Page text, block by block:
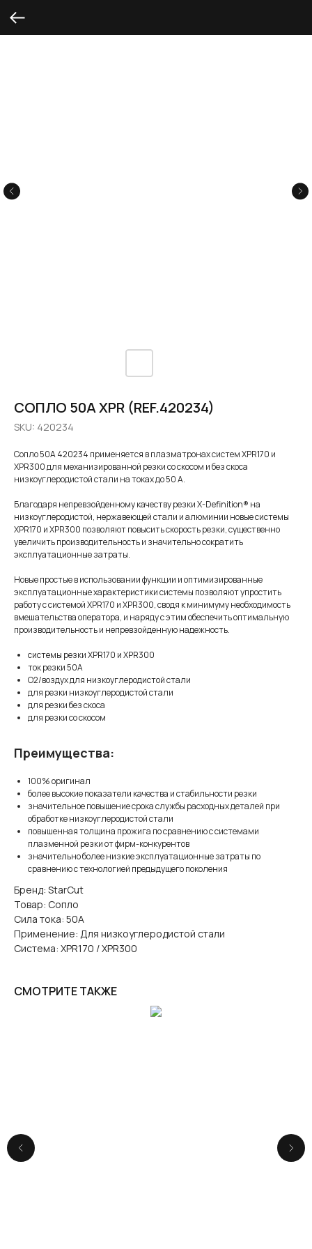
СОПЛО 50А XPR (REF.420234)
SKU: 420234
Сопло 50А 420234 применяется в плазматронах систем XPR170 и
XPR300 для механизированной резки со скосом и без скоса
низкоуглеродистой стали на токах до 50 А.
Благодаря непревзойденному качеству резки X-Definition® на
низкоуглеродистой, нержавеющей стали и алюминии новые системы
XPR170 и XPR300 позволяют повысить скорость резки, существенно
увеличить производительность и значительно сократить
эксплуатационные затраты.
Новые простые в использовании функции и оптимизированные
эксплуатационные характеристики системы позволяют упростить
работу с системой XPR170 и XPR300, сводя к минимуму необходимость
вмешательства оператора, и наряду с этим обеспечить оптимальную
производительность и непревзойденную надежность.
системы резки XPR170 и XPR300
ток резки 50A
O2/воздух для низкоуглеродистой стали
для резки низкоуглеродистой стали
для резки без скоса
для резки со скосом
Преимущества:
100% оригинал
более высокие показатели качества и стабильности резки
значительное повышение срока службы расходных деталей при
обработке низкоуглеродистой стали
повышенная толщина прожига по сравнению с системами
плазменной резки от фирм-конкурентов
значительно более низкие эксплуатационные затраты по
сравнению с технологией предыдущего поколения
Бренд: StarCut
Товар: Сопло
Сила тока: 50А
Применение: Для низкоуглеродистой стали
Система: XPR170 / XPR300
СМОТРИТЕ ТАКЖЕ